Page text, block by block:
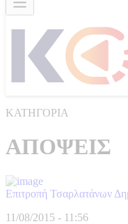
ΚΑΤΗΓΟΡΙΑ
ΑΠΟΨΕΙΣ
Επιτροπή Τσαρλατάνων
11/08/2015 - 11:56